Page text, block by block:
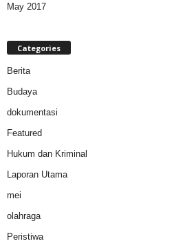
May 2017
Categories
Berita
Budaya
dokumentasi
Featured
Hukum dan Kriminal
Laporan Utama
mei
olahraga
Peristiwa